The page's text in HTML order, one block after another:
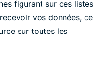
figurant sur ces listes
vos données, ce
sur toutes les